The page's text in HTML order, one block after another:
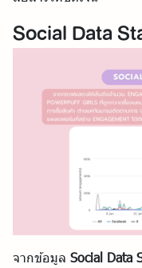
Social Data
จากข้อมูล Social Data